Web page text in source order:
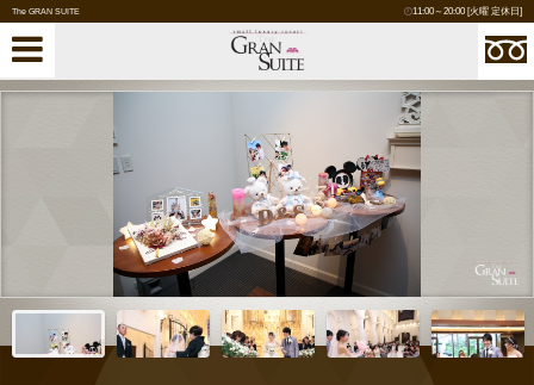
The GRAN SUITE 11:00～20:00 [火曜 定休日]